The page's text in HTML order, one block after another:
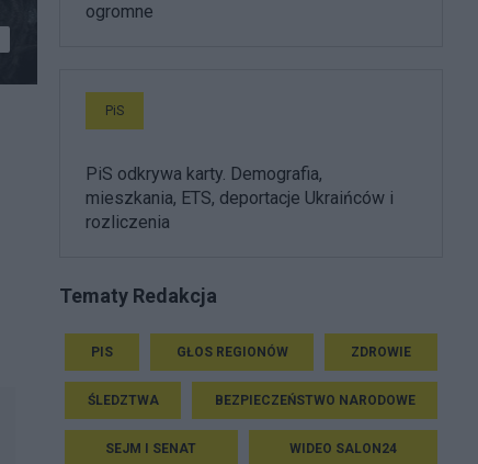
ogromne
PiS
PiS odkrywa karty. Demografia,
mieszkania, ETS, deportacje Ukraińców i
rozliczenia
Tematy Redakcja
PIS GŁOS REGIONÓW ZDROWIE
ŚLEDZTWA BEZPIECZEŃSTWO NARODOWE
SEJM I SENAT WIDEO SALON24